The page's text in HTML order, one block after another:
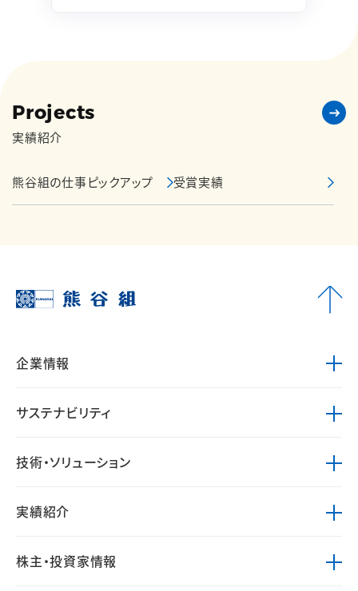
Projects
実績紹介
熊谷組の仕事ピックアップ 受賞実績
企業情報
サステナビリティ
技術・ソリューション
実績紹介
株主・投資家情報